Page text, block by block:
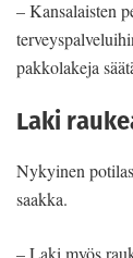
– Kansalaisten
pakkolakeja
Laki
Nykyinen
saakka.
– Laki myös